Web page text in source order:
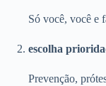
Só você, você e
escolha
Prevenção,